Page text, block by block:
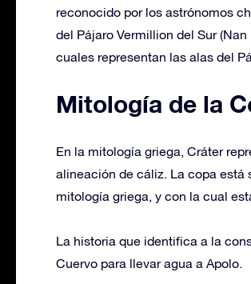
reconocido por los astrónomos
del Pájaro Vermillion del Sur
cuales representan las alas del
Mitología de la
En la mitología griega, Cráter
alineación de cáliz. La copa está
mitología griega, y con la cual
La historia que identifica a la
Cuervo para llevar agua a Apolo.